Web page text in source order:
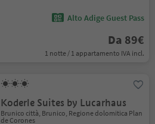
Alto Adige Guest Pass
Da 89€
1 notte / 1 appartamento IVA incl.
Koderle Suites by Lucarhaus
Brunico città, Brunico, Regione dolomitica Plan
de Corones